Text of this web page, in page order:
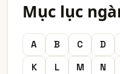
Mục lục
A B C D
K
L M N